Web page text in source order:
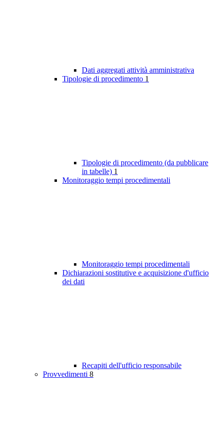
Dati aggregati attività amministrativa
Tipologie di procedimento 1
Tipologie di procedimento (da pubblicare
in tabelle) 1
Monitoraggio tempi procedimentali
Monitoraggio tempi procedimentali
Dichiarazioni sostitutive e acquisizione d'ufficio
dei dati
Recapiti dell'ufficio responsabile
Provvedimenti 8